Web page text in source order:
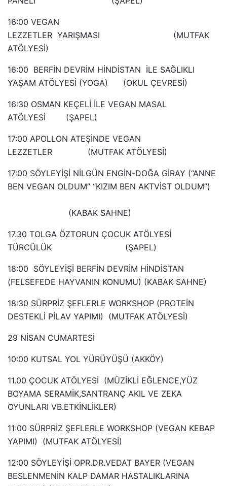
16:00 VEGAN
LEZZETLER YARIŞMASI (MUTFAK
ATÖLYESİ)
16:00 BERFİN DEVRİM HİNDİSTAN İLE SAĞLIKLI
YAŞAM ATÖLYESİ (YOGA) (OKUL ÇEVRESİ)
16:30 OSMAN KEÇELİ İLE VEGAN MASAL
ATÖLYESİ (ŞAPEL)
17:00 APOLLON ATEŞİNDE VEGAN
LEZZETLER (MUTFAK ATÖLYESİ)
17:00 SÖYLEYİŞİ NİLGÜN ENGİN-DOĞA GİRAY (“ANNE
BEN VEGAN OLDUM” “KIZIM BEN AKTVİST OLDUM”)
(KABAK SAHNE)
17.30 TOLGA ÖZTORUN ÇOCUK ATÖLYESİ
TÜRCÜLÜK (ŞAPEL)
18:00 SÖYLEYİŞİ BERFİN DEVRİM HİNDİSTAN
(FELSEFEDE HAYVANIN KONUMU) (KABAK SAHNE)
18:30 SÜRPRİZ ŞEFLERLE WORKSHOP (PROTEİN
DESTEKLİ PİLAV YAPIMI) (MUTFAK ATÖLYESİ)
29 NİSAN CUMARTESİ
10:00 KUTSAL YOL YÜRÜYÜŞÜ (AKKÖY)
11.00 ÇOCUK ATÖLYESİ (MÜZİKLİ EĞLENCE,YÜZ
BOYAMA SERAMİK,SANTRANÇ AKIL VE ZEKA
OYUNLARI VB.ETKİNLİKLER)
11:00 SÜRPRİZ ŞEFLERLE WORKSHOP (VEGAN KEBAP
YAPIMI) (MUTFAK ATÖLYESİ)
12:00 SÖYLEYİŞİ OPR.DR.VEDAT BAYER (VEGAN
BESLENMENİN KALP DAMAR HASTALIKLARINA